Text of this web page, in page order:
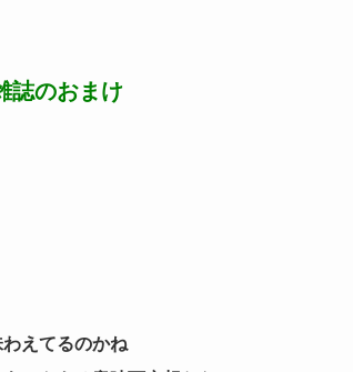
誌のおまけ
えてるのかね